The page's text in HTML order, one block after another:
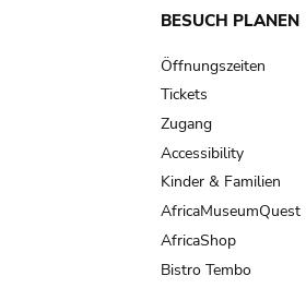
Main
BESUCH PLANEN
Öffnungszeiten
Tickets
Zugang
Accessibility
Kinder & Familien
AfricaMuseumQuest
AfricaShop
Bistro Tembo